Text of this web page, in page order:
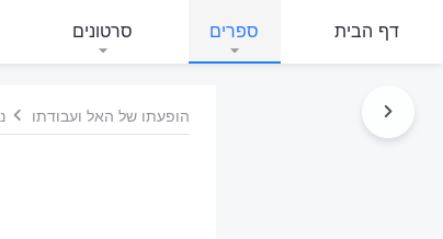
דף הבית ספרים סרטונים
הופעתו של האל ועבודתו